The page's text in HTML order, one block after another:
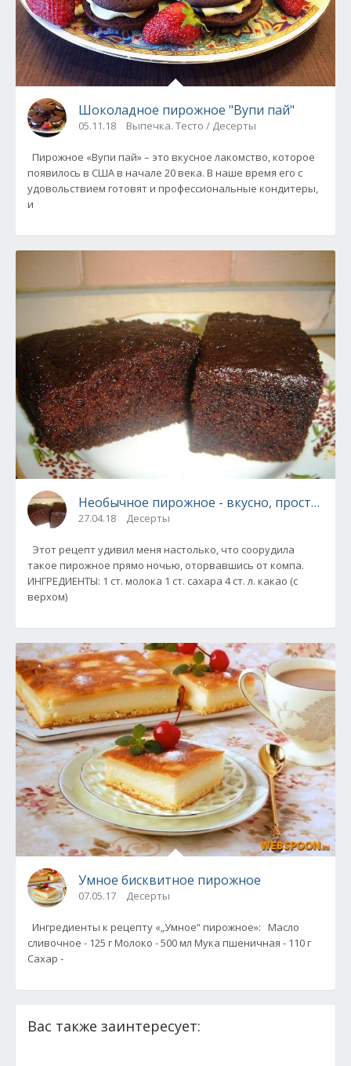
Шоколадное пирожное "Вупи пай"
05.11.18 Выпечка. Тесто / Десерты
Пирожное «Вупи пай» – это вкусное лакомство, которое
появилось в США в начале 20 века. В наше время его с
удовольствием готовят и профессиональные кондитеры,
и
Необычное пирожное - вкусно, просто,
27.04.18 Десерты
Этот рецепт удивил меня настолько, что соорудила
такое пирожное прямо ночью, оторвавшись от компа.
ИНГРЕДИЕНТЫ: 1 ст. молока 1 ст. сахара 4 ст. л. какао (с
верхом)
Умное бисквитное пирожное
07.05.17 Десерты
Ингредиенты к рецепту «„Умное“ пирожное»: Масло
сливочное - 125 г Молоко - 500 мл Мука пшеничная - 110 г
Сахар -
Вас также заинтересует: